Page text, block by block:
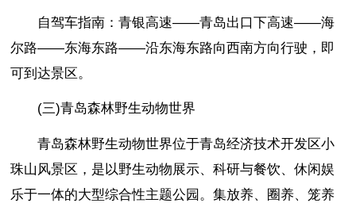
自驾车指南：青银高速——青岛出口下高速——海
尔路——东海东路——沿东海东路向西南方向行驶，即
可到达景区。
(三)青岛森林野生动物世界
青岛森林野生动物世界位于青岛经济技术开发区小
珠山风景区，是以野生动物展示、科研与餐饮、休闲娱
乐于一体的大型综合性主题公园。集放养、圈养、笼养